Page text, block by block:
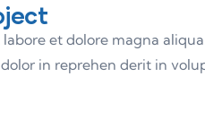
et dolore magna
in reprehen derit in